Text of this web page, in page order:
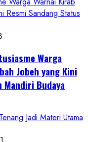
Resmi Sandang Status
Warga
Jobeh yang Kini
Mandiri Budaya
Jadi Materi Utama